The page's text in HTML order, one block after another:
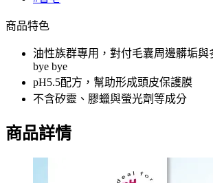
商品特色
油性族群專用，對付毛囊周邊髒垢與
bye bye
pH5.5配方，幫助形成頭皮保護膜
不含矽靈、膠蠟與螢光劑等成分
商品詳情